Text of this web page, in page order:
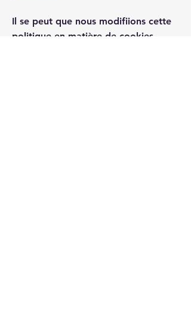
Il se peut que nous modifiions cette
politique en matière de cookies.